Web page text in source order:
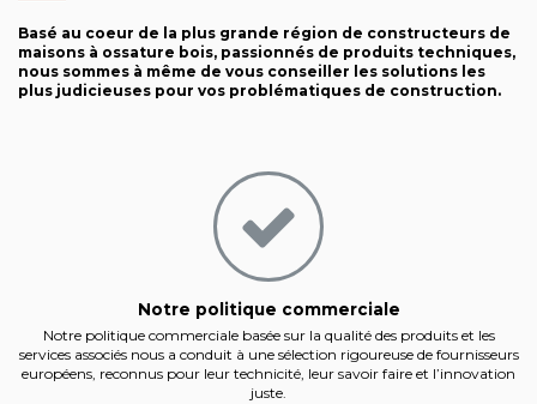
Basé au coeur de la plus grande région de constructeurs de
maisons à ossature bois, passionnés de produits techniques,
nous sommes à même de vous conseiller les solutions les
plus judicieuses pour vos problématiques de construction.
Notre politique commerciale
Notre politique commerciale basée sur la qualité des produits et les
services associés nous a conduit à une sélection rigoureuse de fournisseurs
européens, reconnus pour leur technicité, leur savoir faire et l’innovation
juste.